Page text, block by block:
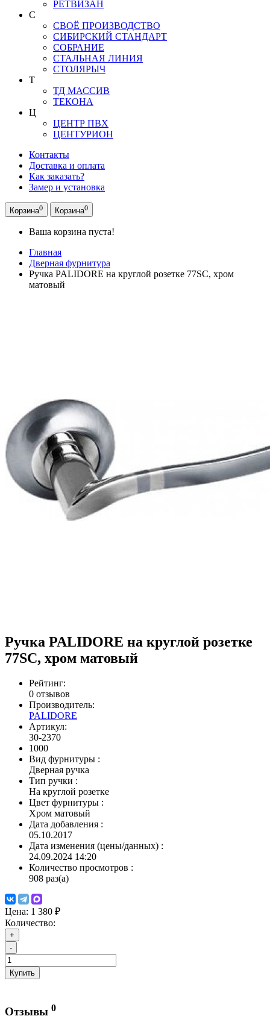
РЕТВИЗАН
С
СВОЁ ПРОИЗВОДСТВО
СИБИРСКИЙ СТАНДАРТ
СОБРАНИЕ
СТАЛЬНАЯ ЛИНИЯ
СТОЛЯРЫЧ
Т
ТД МАССИВ
ТЕКОНА
Ц
ЦЕНТР ПВХ
ЦЕНТУРИОН
Контакты
Доставка и оплата
Как заказать?
Замер и установка
Корзина0 Корзина0
Ваша корзина пуста!
Главная
Дверная фурнитура
Ручка PALIDORE на круглой розетке 77SC, хром
матовый
Ручка PALIDORE на круглой розетке
77SC, хром матовый
Рейтинг:
0 отзывов
Производитель:
PALIDORE
Артикул:
30-2370
1000
Вид фурнитуры :
Дверная ручка
Тип ручки :
На круглой розетке
Цвет фурнитуры :
Хром матовый
Дата добавления :
05.10.2017
Дата изменения (цены/данных) :
24.09.2024 14:20
Количество просмотров :
908 раз(а)
Цена: 1 380 ₽
Количество:
+
-
Купить
Отзывы 0